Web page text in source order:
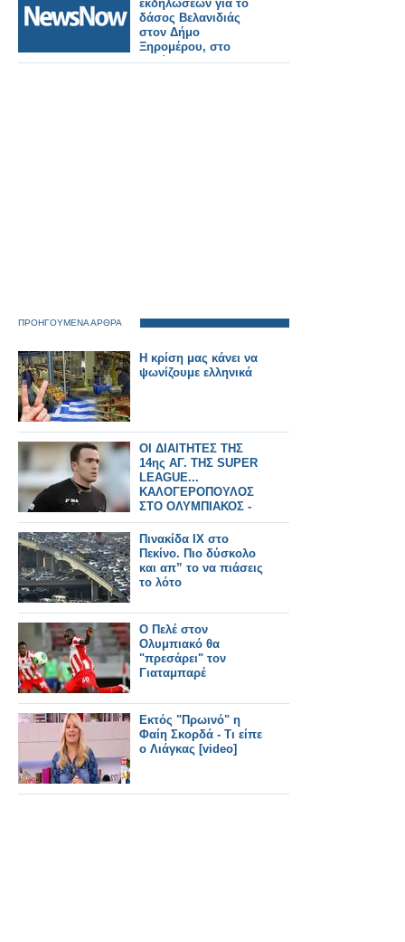
Συμβουλίου.
εκδηλώσεων για το
δάσος Βελανιδιάς
στον Δήμο
Ξηρομέρου, στο
πλαίσιο του
ΠΡΟΗΓΟΥΜΕΝΑ ΑΡΘΡΑ
Η κρίση μας κάνει να
ψωνίζουμε ελληνικά
ΟΙ ΔΙΑΙΤΗΤΕΣ ΤΗΣ
14ης ΑΓ. ΤΗΣ SUPER
LEAGUE...
ΚΑΛΟΓΕΡΟΠΟΥΛΟΣ
ΣΤΟ ΟΛΥΜΠΙΑΚΟΣ -
ΑΣΤΕΡΑΣ ΤΡ.
Πινακίδα ΙΧ στο
Πεκίνο. Πιο δύσκολο
και απ” το να πιάσεις
το λότο
Ο Πελέ στον
Ολυμπιακό θα
"πρεσάρει" τον
Γιαταμπαρέ
Εκτός "Πρωινό" η
Φαίη Σκορδά - Τι είπε
ο Λιάγκας [video]